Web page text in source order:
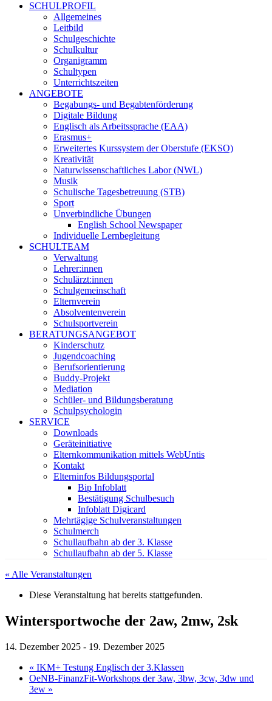
SCHULPROFIL
Allgemeines
Leitbild
Schulgeschichte
Schulkultur
Organigramm
Schultypen
Unterrichtszeiten
ANGEBOTE
Begabungs- und Begabtenförderung
Digitale Bildung
Englisch als Arbeitssprache (EAA)
Erasmus+
Erweitertes Kurssystem der Oberstufe (EKSO)
Kreativität
Naturwissenschaftliches Labor (NWL)
Musik
Schulische Tagesbetreuung (STB)
Sport
Unverbindliche Übungen
English School Newspaper
Individuelle Lernbegleitung
SCHULTEAM
Verwaltung
Lehrer:innen
Schulärzt:innen
Schulgemeinschaft
Elternverein
Absolventenverein
Schulsportverein
BERATUNGSANGEBOT
Kinderschutz
Jugendcoaching
Berufsorientierung
Buddy-Projekt
Mediation
Schüler- und Bildungsberatung
Schulpsychologin
SERVICE
Downloads
Geräteinitiative
Elternkommunikation mittels WebUntis
Kontakt
Elterninfos Bildungsportal
Bip Infoblatt
Bestätigung Schulbesuch
Infoblatt Digicard
Mehrtägige Schulveranstaltungen
Schulmerch
Schullaufbahn ab der 3. Klasse
Schullaufbahn ab der 5. Klasse
« Alle Veranstaltungen
Diese Veranstaltung hat bereits stattgefunden.
Wintersportwoche der 2aw, 2mw, 2sk
14. Dezember 2025 - 19. Dezember 2025
« IKM+ Testung Englisch der 3.Klassen
OeNB-FinanzFit-Workshops der 3aw, 3bw, 3cw, 3dw und
3ew »